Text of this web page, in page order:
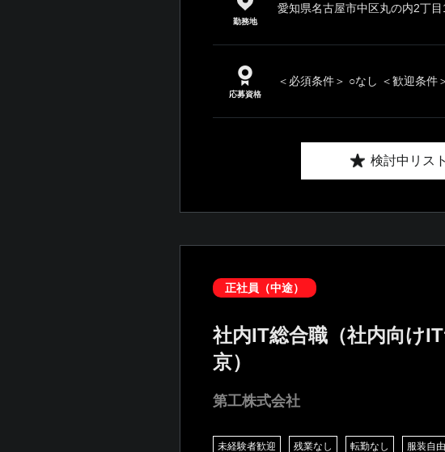
勤務地
愛知県名古屋市中区丸の内2丁
応募資格
＜必須条件＞ ○なし ＜歓迎条件
検討中リス
正社員（中途）
社内IT総合職（社内向け
京）
第工株式会社
未経験者歓迎 残業なし 転勤なし 服装自由